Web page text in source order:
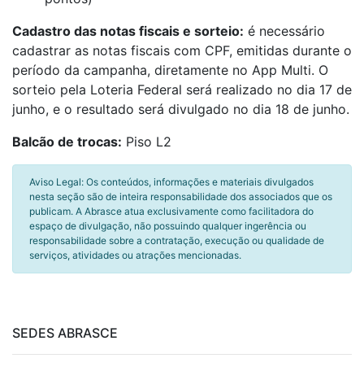
Cadastro das notas fiscais e sorteio: é necessário
cadastrar as notas fiscais com CPF, emitidas durante o
período da campanha, diretamente no App Multi. O
sorteio pela Loteria Federal será realizado no dia 17 de
junho, e o resultado será divulgado no dia 18 de junho.
Balcão de trocas: Piso L2
Aviso Legal: Os conteúdos, informações e materiais divulgados
nesta seção são de inteira responsabilidade dos associados que os
publicam. A Abrasce atua exclusivamente como facilitadora do
espaço de divulgação, não possuindo qualquer ingerência ou
responsabilidade sobre a contratação, execução ou qualidade de
serviços, atividades ou atrações mencionadas.
SEDES ABRASCE